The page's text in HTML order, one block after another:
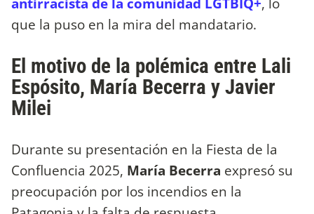
que la puso en la mira del mandatario.
El motivo de la polémica entre Lali
Espósito, María Becerra y Javier
Milei
Durante su presentación en la Fiesta de la
Confluencia 2025, María Becerra expresó su
preocupación por los incendios en la